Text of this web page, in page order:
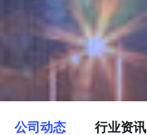
公司动态 行业资讯